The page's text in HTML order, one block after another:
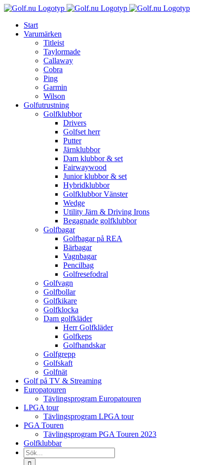
Fortsätt
innehållet
Start
Varumärken
Titleist
Taylormade
Callaway
Cobra
Ping
Garmin
Wilson
Golfutrustning
Golfklubbor
Drivers
Golfset herr
Putter
Järnklubbor
Dam klubbor & set
Fairwaywood
Junior klubbor & set
Hybridklubbor
Golfklubbor Vänster
Wedge
Utility Järn & Driving Irons
Begagnade golfklubbor
Golfbagar
Golfbagar på REA
Bärbagar
Vagnbagar
Pencilbag
Golfresefodral
Golfvagn
Golfbollar
Golfkikare
Golfklocka
Dam golfkläder
Herr Golfkläder
Golfkeps
Golfhandskar
Golfgrepp
Golfskaft
Golfnät
Golf på TV & Streaming
Europatouren
Tävlingsprogram Europatouren
LPGA tour
Tävlingsprogram LPGA tour
PGA Touren
Tävlingsprogram PGA Touren 2023
Golfklubbar
Sök
efter: